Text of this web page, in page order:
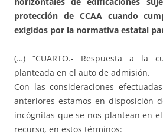
protección de CCAA cuando
exigidos por la normativa estatal
(…) “CUARTO.- Respuesta a la
planteada en el auto de admisión.
Con las consideraciones
anteriores estamos en disposición
incógnitas que se nos plantean en
recurso, en estos términos: